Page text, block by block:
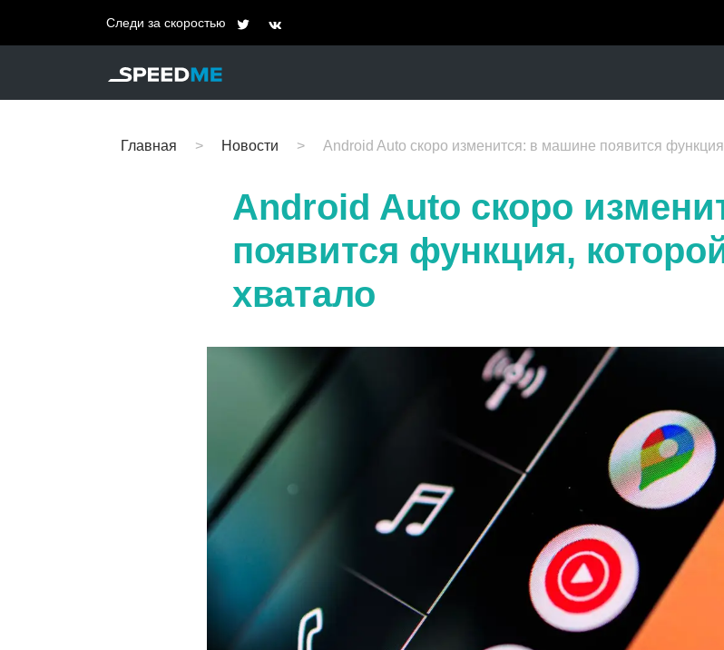
Следи за скоростью
Главная Новости Android Auto скоро изменится: в машине появится
Android Auto скоро
появится функция,
хватало